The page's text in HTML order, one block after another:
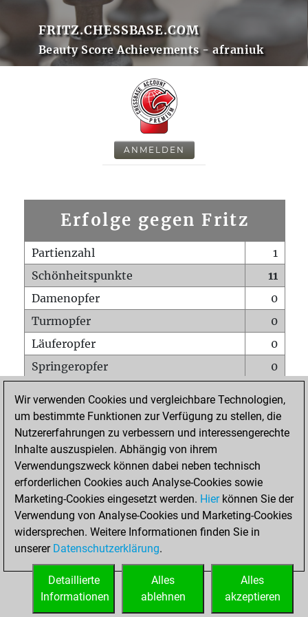
FRITZ.CHESSBASE.COM
Beauty Score Achievements - afraniuk
ANMELDEN
Erfolge gegen Fritz
Partienzahl
1
Schönheitspunkte
11
Damenopfer
0
Turmopfer
0
Läuferopfer
0
Springeropfer
0
Matt auf vollem Brett
0
Bauer setzt Matt
0
Erstickte Matts
Unterverwandlungen
Türme auf der siebten
0
STARTSEITE
Wir verwenden Cookies und vergleichbare Technologien,
um bestimmte Funktionen zur Verfügung zu stellen, die
Nutzererfahrungen zu verbessern und interessengerechte
Inhalte auszuspielen. Abhängig von ihrem
Verwendungszweck können dabei neben technisch
erforderlichen Cookies auch Analyse-Cookies sowie
Marketing-Cookies eingesetzt werden. Hierkönnen Sie der
Verwendung von Analyse-Cookies und Marketing-Cookies
widersprechen. Weitere Informationen finden Sie in
unserer Datenschutzerklärung.
Alles
akzeptieren
Alles
ablehnen
Detaillierte
Informationen